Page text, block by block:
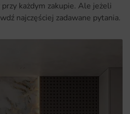
każdym zakupie. Ale jeżeli
najczęściej zadawane pytania.